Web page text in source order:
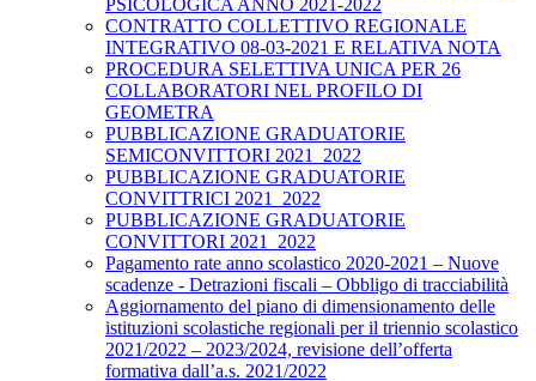
PSICOLOGICA ANNO 2021-2022
CONTRATTO COLLETTIVO REGIONALE
INTEGRATIVO 08-03-2021 E RELATIVA NOTA
PROCEDURA SELETTIVA UNICA PER 26
COLLABORATORI NEL PROFILO DI
GEOMETRA
PUBBLICAZIONE GRADUATORIE
SEMICONVITTORI 2021_2022
PUBBLICAZIONE GRADUATORIE
CONVITTRICI 2021_2022
PUBBLICAZIONE GRADUATORIE
CONVITTORI 2021_2022
Pagamento rate anno scolastico 2020-2021 – Nuove
scadenze - Detrazioni fiscali – Obbligo di tracciabilità
Aggiornamento del piano di dimensionamento delle
istituzioni scolastiche regionali per il triennio scolastico
2021/2022 – 2023/2024, revisione dell’offerta
formativa dall’a.s. 2021/2022